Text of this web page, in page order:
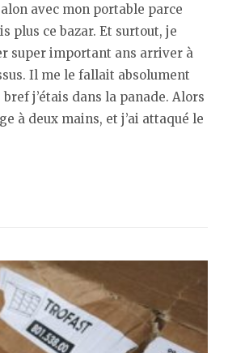
avec mon portable parce
plus ce bazar. Et surtout, je
super important ans arriver à
Il me le fallait absolument
j’étais dans la panade. Alors
à deux mains, et j’ai attaqué le